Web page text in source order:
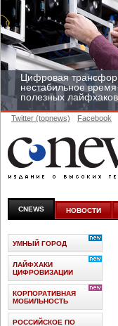
Цифровая
нестабильное
полезных лайфхаков
цифровизироваться
скоростью крупных
корпораций
Twitter (topnews) Facebook
CNEWS НОВОСТИ
УМНЫЙ ГОРОД
ЛАЙФХАКИ
ЦИФРОВИЗАЦИИ
КОРПОРАТИВНАЯ
МОБИЛЬНОСТЬ
РОССИЙСКОЕ ПО